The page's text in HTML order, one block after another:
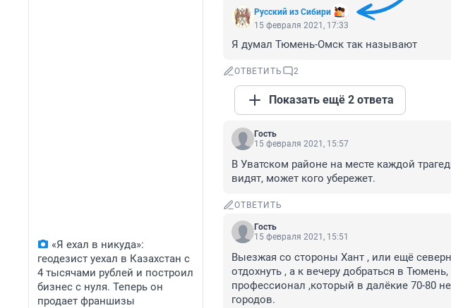
«Я ехал в никуда»:
геодезист уехал в Казахстан с
4 тысячами рублей и построил
бизнес с нуля. Теперь он
продает франшизы
Русский из Сибири
15 февраля 2021, 17:33
Я думал Тюмень-Омск так называют
ОТВЕТИТЬ 2
Показать ещё 2 ответа
Гость
15 февраля 2021, 15:57
В Уватском районе на месте каждой
видят, может кого убережет.
ОТВЕТИТЬ
Гость
15 февраля 2021, 15:51
Выезжая со стороны Хант , или ещё
отдохнуть , а к вечеру добраться в
профессионал ,который в далёкие 70-80
городов.